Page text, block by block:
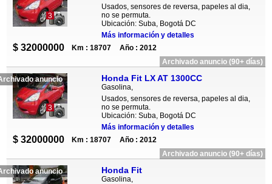
3
Usados, sensores de reversa, papeles al dia,
no se permuta.
Ubicación: Suba, Bogotá DC
Más información y detalles
$ 32000000 Km : 18707
Año : 2012
Archivado anuncio (90+ días)
anuncio
3
Honda Fit LX AT 1300CC
Gasolina,
Usados, sensores de reversa, papeles al dia,
no se permuta.
Ubicación: Suba, Bogotá DC
Más información y detalles
$ 32000000 Km : 18707
Año : 2012
Archivado anuncio (90+ días)
anuncio Honda Fit
Gasolina,